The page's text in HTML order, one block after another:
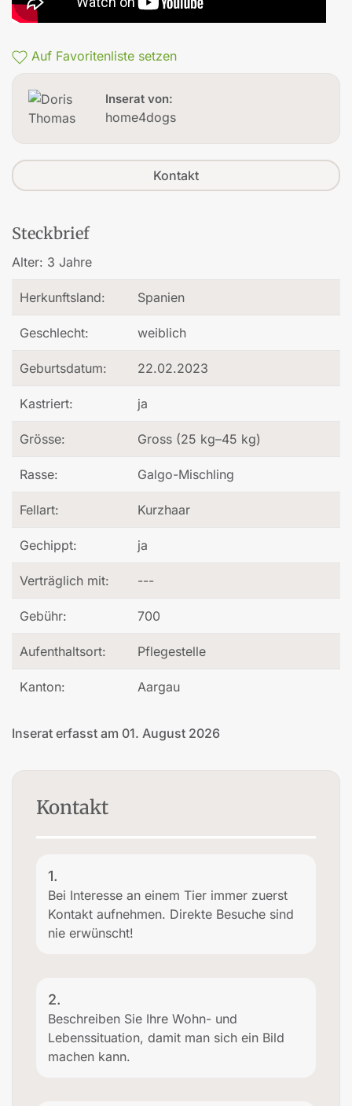
Auf Favoritenliste setzen
Inserat von:
home4dogs
Kontakt
Steckbrief
Alter: 3 Jahre
Herkunftsland: Spanien
Geschlecht: weiblich
Geburtsdatum: 22.02.2023
Kastriert: ja
Grösse: Gross (25 kg–45 kg)
Rasse: Galgo-Mischling
Fellart: Kurzhaar
Gechippt: ja
Verträglich mit: ---
Gebühr: 700
Aufenthaltsort: Pflegestelle
Kanton: Aargau
Inserat erfasst am 01. August 2026
Kontakt
1.
Bei Interesse an einem Tier immer zuerst
Kontakt aufnehmen. Direkte Besuche sind
nie erwünscht!
2.
Beschreiben Sie Ihre Wohn- und
Lebenssituation, damit man sich ein Bild
machen kann.